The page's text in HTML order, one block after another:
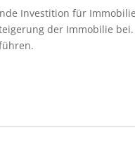
Investition für
der Immobilie